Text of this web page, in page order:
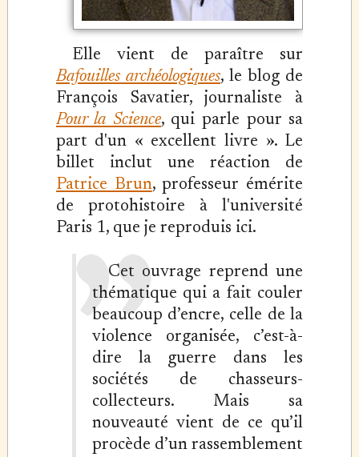
Elle vient de paraître sur
Bafouilles archéologiques, le blog de
François Savatier, journaliste à
Pour la Science, qui parle pour sa
part d'un « excellent livre ». Le
billet inclut une réaction de
Patrice Brun, professeur émérite
de protohistoire à l'université
Paris 1, que je reproduis ici.
Cet ouvrage reprend une
thématique qui a fait couler
beaucoup d’encre, celle de la
violence organisée, c’est-à-
dire la guerre dans les
sociétés de chasseurs-
collecteurs. Mais sa
nouveauté vient de ce qu’il
procède d’un rassemblement